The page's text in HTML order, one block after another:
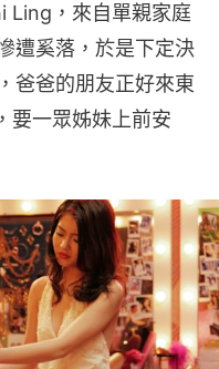
Ling，來自單親家庭
遭奚落，於是下定決
爸爸的朋友正好來東
要一眾姊妹上前安